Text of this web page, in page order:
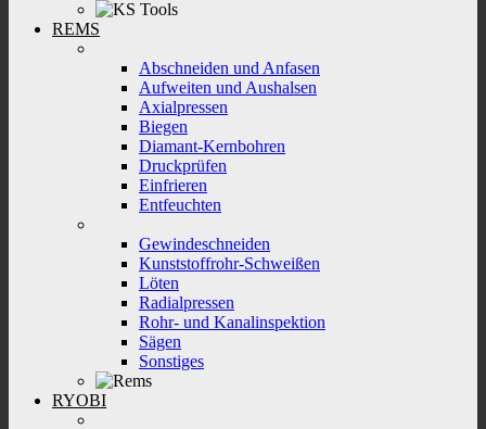
REMS
Abschneiden und Anfasen
Aufweiten und Aushalsen
Axialpressen
Biegen
Diamant-Kernbohren
Druckprüfen
Einfrieren
Entfeuchten
Gewindeschneiden
Kunststoffrohr-Schweißen
Löten
Radialpressen
Rohr- und Kanalinspektion
Sägen
Sonstiges
RYOBI